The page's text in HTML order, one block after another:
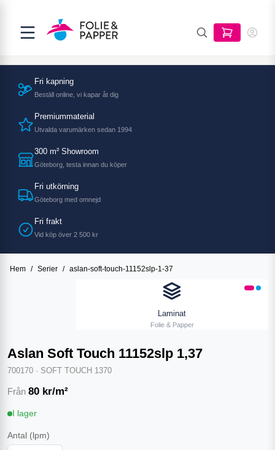
Fri kapning
Beställ online, vi kapar åt dig
Premiummaterial
Utvalda varumärken sedan 1994
300 m² Showroom
Göteborg, testa innan du köper
Fri utkörning
Göteborg med omnejd
Fri frakt
Vid köp över 2 500 kr
Hem / Serier / aslan-soft-touch-11152slp-1-37
Laminat
Folie & Papper
Aslan Soft Touch 11152slp 1,37
700170 · SOFT TOUCH 1370
Från 80 kr/m²
I lager
Antal (lpm)